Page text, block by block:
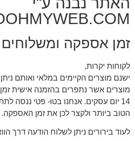
זמן אספקה ומשלוחים
לקוחות יקרות,
ישנם מוצרים הקיימים במלאי ואותם
מוצרים אשר נתפרים בהזמנה אישית
14 יום עסקים. אנחנו בטוּ- פּטִי ננסה
הטוב ביותר ולקצר לכן את זמן האספקה.
לעוד בירורים ניתן לשלוח הודעה דרך